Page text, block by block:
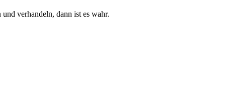
verhandeln, dann ist es wahr.